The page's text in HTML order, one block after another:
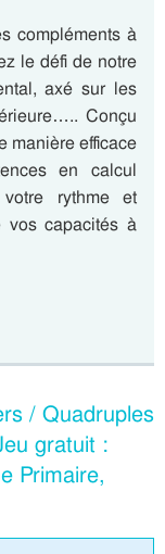
compléments à
le défi de notre
axé sur les
Conçu
manière efficace
en calcul
votre rythme et
vos capacités à
/ Quadruples
gratuit :
Primaire,